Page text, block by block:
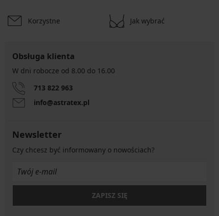
Korzystne Jak wybrać
Obsługa klienta
W dni robocze od 8.00 do 16.00
713 822 963
info@astratex.pl
Newsletter
Czy chcesz być informowany o nowościach?
ZAPISZ SIĘ